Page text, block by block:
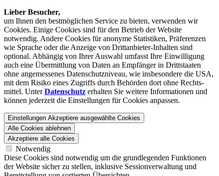
Lieber Besucher,
um Ihnen den best­möglichen Service zu bieten, verwenden wir
Cookies. Einige Cookies sind für den Betrieb der Website
notwendig. Andere Cookies für anonyme Statistiken, Präferenzen
wie Sprache oder die Anzeige von Dritt­anbieter-Inhalten sind
optional. Abhängig von Ihrer Auswahl umfasst Ihre Einwilligung
auch eine Übermittlung von Daten an Empfänger in Drittstaaten
ohne angemessenes Daten­schutz­niveau, wie insbesondere die USA,
mit dem Risiko eines Zugriffs durch Behörden dort ohne Rechts­
mittel. UnterDatenschutz erhalten Sie weitere Informationen und
können jederzeit die Einstellungen für Cookies anpassen.
Einstellungen Akzeptiere ausgewählte Cookies
Alle Cookies ablehnen
Akzeptiere alle Cookies
Notwendig
Diese Cookies sind notwendig um die grundlegenden Funktionen
der Website sicher zu stellen, inklusive Sessionverwaltung und